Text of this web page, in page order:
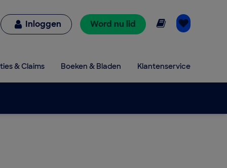
Inloggen Word nu lid Online lezen
& Claims Boeken & Bladen Klantenservice